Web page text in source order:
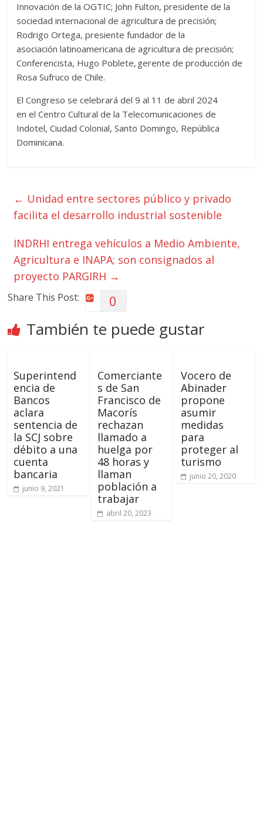
Innovación de la OGTIC; John Fulton, presidente de la
sociedad internacional de agricultura de precisión;
Rodrigo Ortega, presiente fundador de la
asociación latinoamericana de agricultura de precisión;
Conferencista, Hugo Poblete, gerente de producción de
Rosa Sufruco de Chile.
El Congreso se celebrará del 9 al 11 de abril 2024
en el Centro Cultural de la Telecomunicaciones de
Indotel, Ciudad Colonial, Santo Domingo, República
Dominicana.
← Unidad entre sectores público y privado
facilita el desarrollo industrial sostenible
INDRHI entrega vehículos a Medio Ambiente,
Agricultura e INAPA; son consignados al
proyecto PARGIRH →
Share This Post: 0
También te puede gustar
Superintend
encia de
Bancos
aclara
sentencia de
la SCJ sobre
débito a una
cuenta
bancaria
junio 9, 2021
Comerciante
s de San
Francisco de
Macorís
rechazan
llamado a
huelga por
48 horas y
llaman
población a
trabajar
abril 20, 2023
Vocero de
Abinader
propone
asumir
medidas
para
proteger al
turismo
junio 20, 2020